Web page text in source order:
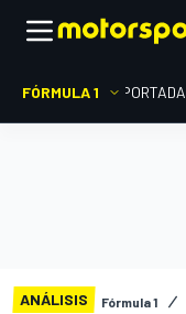
FÓRMULA 1 PORTADA
ANÁLISIS Fórmula 1